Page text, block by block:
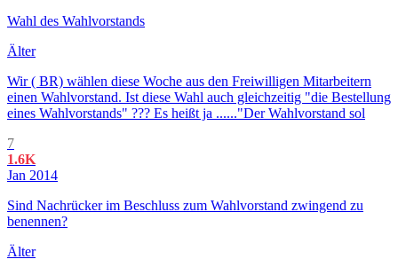
Wahl des Wahlvorstands
Älter
Wir ( BR) wählen diese Woche aus den Freiwilligen Mitarbeitern
einen Wahlvorstand. Ist diese Wahl auch gleichzeitig "die Bestellung
eines Wahlvorstands" ??? Es heißt ja ......"Der Wahlvorstand sol
7
1.6K
Jan 2014
Sind Nachrücker im Beschluss zum Wahlvorstand zwingend zu
benennen?
Älter